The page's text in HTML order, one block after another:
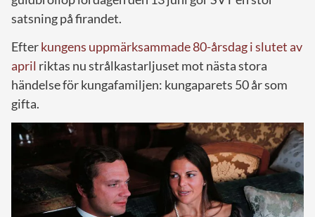
satsning på firandet.
Efterkungens uppmärksammade 80-årsdag i slutet av
april riktas nu strålkastarljuset mot nästa stora
händelse för kungafamiljen: kungaparets 50 år som
gifta.